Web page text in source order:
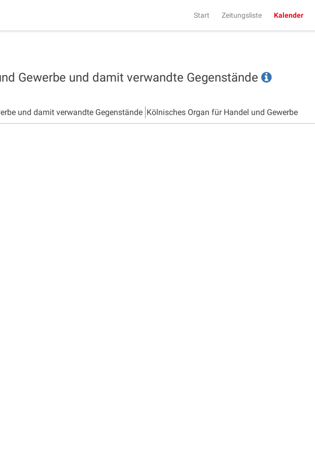
Start Zeitungsliste Kalender
Gewerbe und damit verwandte Gegenstände
und damit verwandte Gegenstände Kölnisches Organ für Handel und Gewerbe